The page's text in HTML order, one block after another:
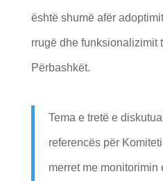
është shumë afër
rrugë dhe funksionalizimit
Përbashkët.
Tema e tretë e
referencës për
merret me monitorimin